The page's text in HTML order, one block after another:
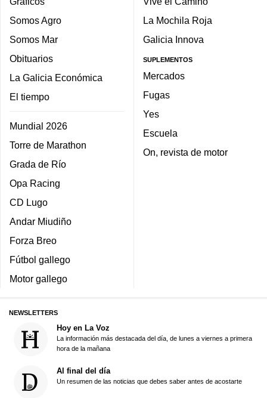
Somos Agro
Somos Mar
Obituarios
La Galicia Económica
El tiempo
Mundial 2026
Torre de Marathon
Grada de Río
Opa Racing
CD Lugo
Andar Miudiño
Forza Breo
Fútbol gallego
Motor gallego
La Mochila Roja
Galicia Innova
SUPLEMENTOS
Mercados
Fugas
Yes
Escuela
On, revista de motor
NEWSLETTERS
Hoy en La Voz
La información más destacada del día, de lunes a viernes a primera
hora de la mañana
Al final del día
Un resumen de las noticias que debes saber antes de acostarte